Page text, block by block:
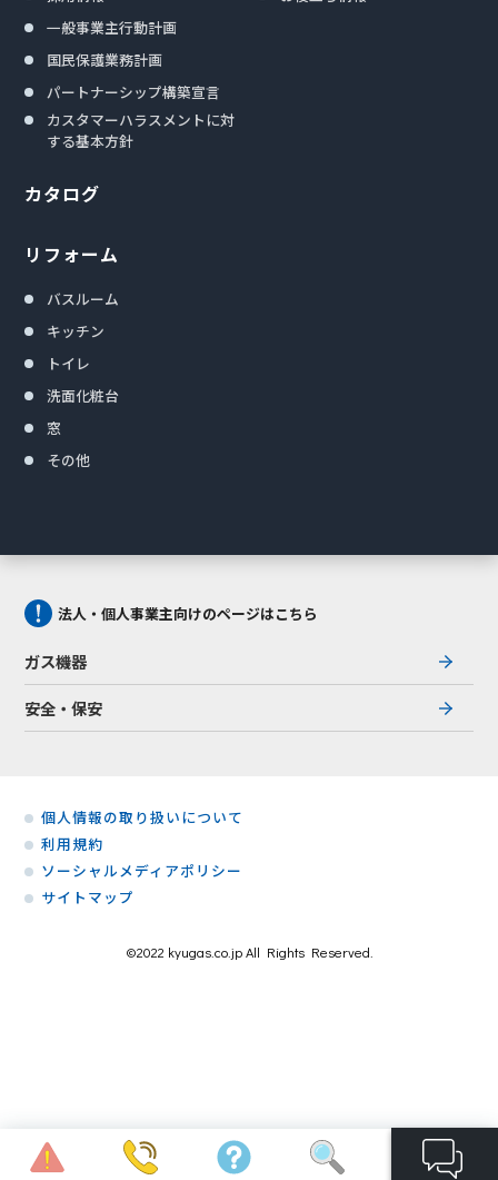
一般事業主行動計画
国民保護業務計画
パートナーシップ構築宣言
カスタマーハラスメントに対
する基本方針
カタログ
リフォーム
バスルーム
キッチン
トイレ
洗面化粧台
窓
その他
法人・個人事業主向けのページはこちら
ガス機器
安全・保安
個人情報の取り扱いについて
利用規約
ソーシャルメディアポリシー
サイトマップ
©2022 kyugas.co.jp All Rights Reserved.